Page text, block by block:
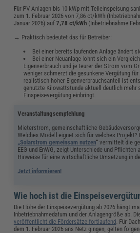
Für PV-Anlagen bis 10 kWp mit Teileinspeisung
zum 1. Februar 2026 von 7,86 ct/kWh
Januar 2026) auf7,78 ct/kWh (Inbetriebnahme
→ Praktisch bedeutet das für Betreiber:
Bei einer bereits laufenden Anlage ändert
Bei einer Neuanlage lohnt sich ein
Eigenverbrauch und je teurer der Strom vom
weniger schmerzt die gesunkene Vergütung
realistisch hoher Eigenverbrauchsanteil ist
genutzte Kilowattstunde aktuell deutlich mehr
Einspeisevergütung einbringt.
Veranstaltungsempfehlung
Mieterstrom, gemeinschaftliche
Welches Modell eignet sich für welches Projekt?
„Solarstrom gemeinsam nutzen“ vermittelt die
EEG und EnWG, zeigt Unterschiede und
Hinweise für eine wirtschaftliche Umsetzung in
Jetzt informieren!
Wie hoch ist die
Die Höhe der Einspeisevergütung ab 2026 hängt
Inbetriebnahmedatum und der Anlagengröße ab.
veröffentlicht die Fördersätze fortlaufend . Für
dem 1. Februar 2026 ans Netz gingen, gelten